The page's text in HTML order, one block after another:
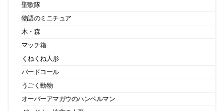
聖歌隊
物語のミニチュア
木・森
マッチ箱
くねくね人形
バードコール
うごく動物
オーバーアマガウのハンペルマン